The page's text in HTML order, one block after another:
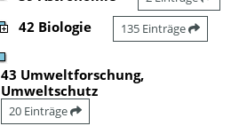
42 Biologie 135 Einträge
43 Umweltforschung,
Umweltschutz
20 Einträge